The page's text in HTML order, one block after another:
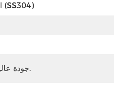
الفولاذ المقاوم للصدأ (SS304)
جودة عالية ، تعمل بشكل جيد.